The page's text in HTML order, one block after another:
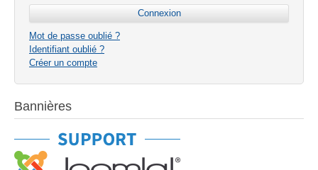
Mot de passe oublié ?
Identifiant oublié ?
Créer un compte
Bannières